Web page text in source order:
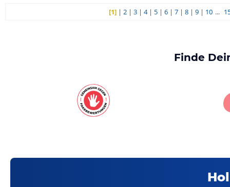
[1]| 2| 3| 4| 5| 6| 7| 8| 9| 10 ...
Finde